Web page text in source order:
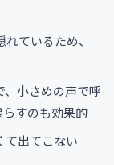
ているため、
、小さめの声で呼
すのも効果的
て出てこない